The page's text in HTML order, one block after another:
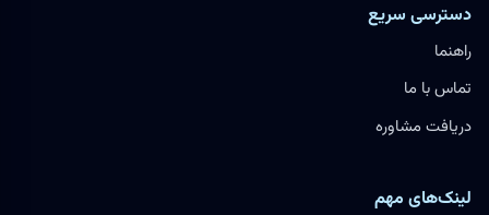
دسترسی سریع
راهنما
تماس با ما
دریافت مشاوره
لینک‌های مهم